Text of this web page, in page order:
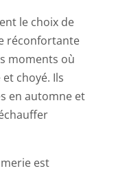
le choix de
réconfortante
moments où
choyé. Ils
en automne et
est